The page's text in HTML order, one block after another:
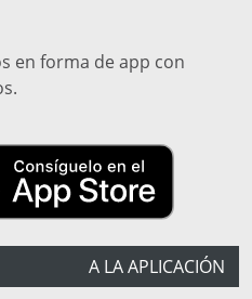
en forma de app con
A LA APLICACIÓN